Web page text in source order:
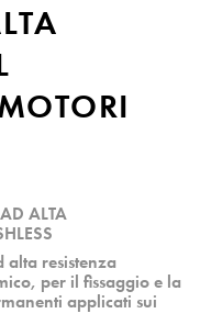
ALTA
resistenza
per il fissaggio e la
applicati sui